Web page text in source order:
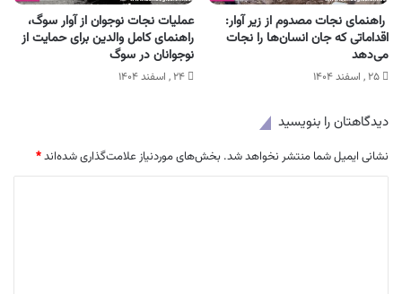
راهنمای نجات مصدوم از زیر آوار:
اقداماتی که جان انسان‌ها را نجات
می‌دهد
۲۵ , اسفند ۱۴۰۴
عملیات نجات نوجوان از آوار سوگ،
راهنمای کامل والدین برای حمایت از
نوجوانان در سوگ
۲۴ , اسفند ۱۴۰۴
دیدگاهتان را بنویسید
نشانی ایمیل شما منتشر نخواهد شد. بخش‌های موردنیاز علامت‌گذاری شده‌اند*